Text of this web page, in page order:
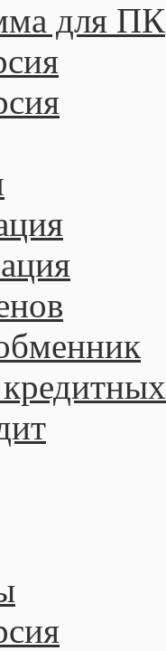
для ПК